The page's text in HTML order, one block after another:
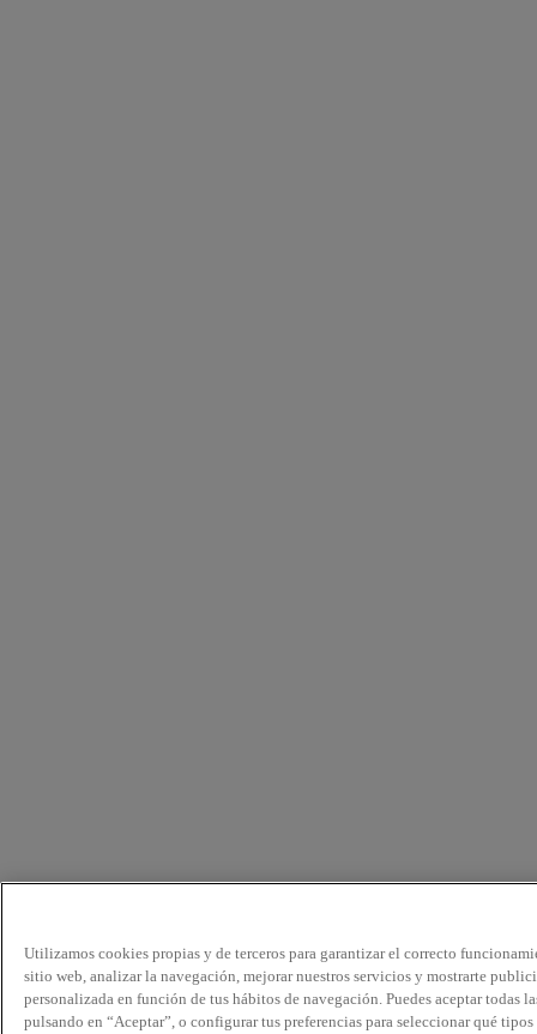
Utilizamos cookies propias y de terceros para garantizar el correcto
sitio web, analizar la navegación, mejorar nuestros servicios y mostrarte
personalizada en función de tus hábitos de navegación. Puedes aceptar todas
pulsando en “Aceptar”, o configurar tus preferencias para seleccionar qué tipos